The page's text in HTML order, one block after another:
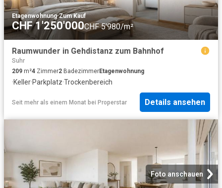
Etagenwohnung·Zum Kauf
CHF 1'250'000CHF 5'980/m²
Raumwunder in Gehdistanz zum Bahnhof
Suhr
209 m²4 Zimmer2 BadezimmerEtagenwohnung
·Keller·Parkplatz·Trockenbereich
Seit mehr als einem Monat bei Properstar Details ansehen
Foto anschauen